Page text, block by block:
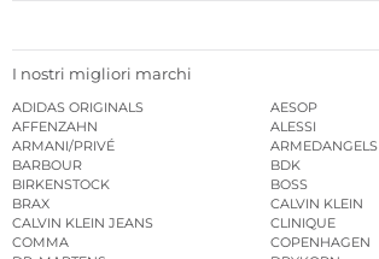
I nostri migliori marchi
ADIDAS ORIGINALS
AESOP
AFFENZAHN
ALESSI
ARMANI/PRIVÉ
ARMEDANGELS
BARBOUR
BDK
BIRKENSTOCK
BOSS
BRAX
CALVIN KLEIN
CALVIN KLEIN JEANS
CLINIQUE
COMMA
COPENHAGEN